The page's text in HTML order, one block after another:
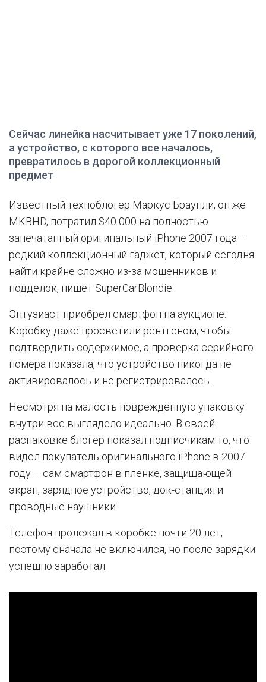
Сейчас линейка насчитывает уже 17 поколений,
а устройство, с которого все началось,
превратилось в дорогой коллекционный
предмет
Известный техноблогер Маркус Браунли, он же
MKBHD, потратил $40 000 на полностью
запечатанный оригинальный iPhone 2007 года –
редкий коллекционный гаджет, который сегодня
найти крайне сложно из-за мошенников и
подделок, пишет SuperCarBlondie.
Энтузиаст приобрел смартфон на аукционе.
Коробку даже просветили рентгеном, чтобы
подтвердить содержимое, а проверка серийного
номера показала, что устройство никогда не
активировалось и не регистрировалось.
Несмотря на малость поврежденную упаковку
внутри все выглядело идеально. В своей
распаковке блогер показал подписчикам то, что
видел покупатель оригинального iPhone в 2007
году – сам смартфон в пленке, защищающей
экран, зарядное устройство, док-станция и
проводные наушники.
Телефон пролежал в коробке почти 20 лет,
поэтому сначала не включился, но после зарядки
успешно заработал.